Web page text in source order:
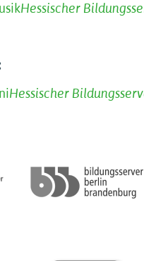
Hessischer
Hessischer